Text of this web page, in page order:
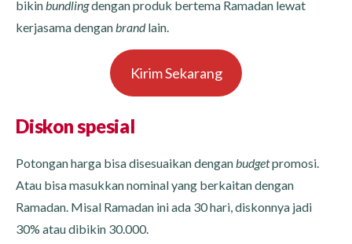
bikin bundlingdengan produk bertema Ramadan lewat
kerjasama dengan brandlain.
Kirim Sekarang
Diskon spesial
Potongan harga bisa disesuaikan denganbudgetpromosi.
Atau bisa masukkan nominal yang berkaitan dengan
Ramadan. Misal Ramadan ini ada 30 hari, diskonnya jadi
30% atau dibikin 30.000.